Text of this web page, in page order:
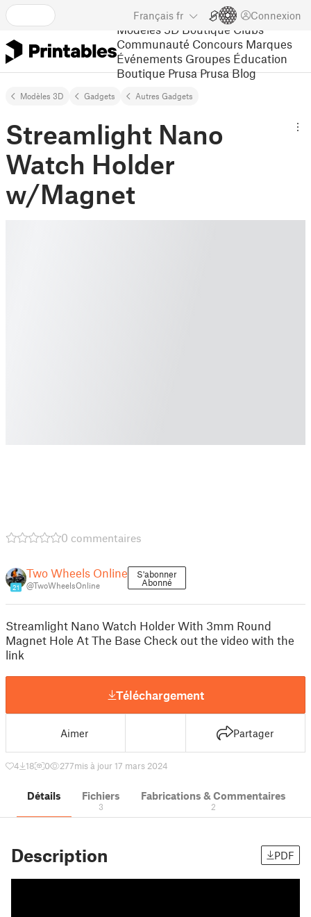
Français fr Connexion
Modèles 3D Boutique Clubs
Communauté Concours Marques
Événements Groupes Éducation
Boutique Prusa Prusa Blog
Modèles 3D Gadgets Autres Gadgets
Streamlight Nano
Watch Holder
w/Magnet
0 commentaires
21
Two Wheels Online
@TwoWheelsOnline
S'abonner
Abonné
Streamlight Nano Watch Holder With 3mm Round
Magnet Hole At The Base Check out the video with the
link
Téléchargement
Aimer Partager
4 18 0 277mis à jour 17 mars 2024
Détails Fichiers
3
Fabrications & Commentaires
2
Description PDF